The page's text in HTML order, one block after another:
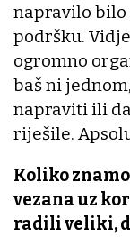
napravilo bilo
podršku.
ogromno
baš ni
napraviti ili da
riješile.
Koliko
vezana uz
radili veliki,